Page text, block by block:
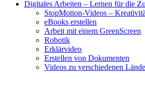
Digitales Arbeiten – Lernen für die
StopMotion-Videos –
eBooks erstellen
Arbeit mit einem GreenScreen
Robotik
Erklärvideo
Erstellen von Dokumenten
Videos zu verschiedenen